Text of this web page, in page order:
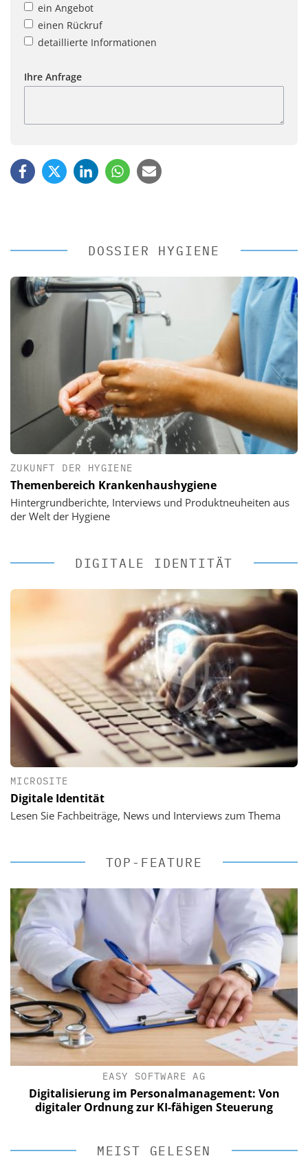
ein Angebot
einen Rückruf
detaillierte Informationen
Ihre Anfrage
DOSSIER HYGIENE
ZUKUNFT DER HYGIENE
Themenbereich Krankenhaushygiene
Hintergrundberichte, Interviews und Produktneuheiten aus
der Welt der Hygiene
DIGITALE IDENTITÄT
MICROSITE
Digitale Identität
Lesen Sie Fachbeiträge, News und Interviews zum Thema
TOP-FEATURE
EASY SOFTWARE AG
Digitalisierung im Personalmanagement: Von
digitaler Ordnung zur KI-fähigen Steuerung
MEIST GELESEN